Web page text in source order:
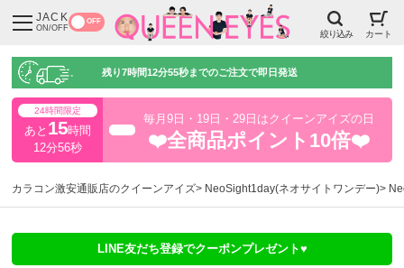
JACK
ON/OFF
OFF
絞り込み カート
残り7時間12分55秒までのご注文で即日発送
24時間限定
あと 15時間
12分55秒
毎月9日・19日・29日はクイーンアイズの日
❤️全商品ポイント10倍❤️
カラコン激安通販店のクイーンアイズ NeoSight1day(ネオサイトワンデー)
LINE友だち登録でクーポンプレゼント♥